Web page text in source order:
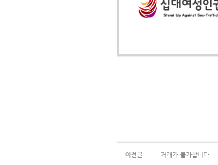
이전글 거래가 불가합니다.